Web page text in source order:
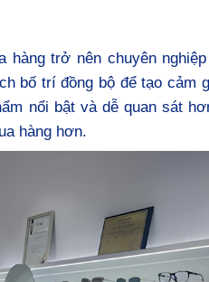
hàng trở nên chuyên
bố trí đồng bộ để tạo cảm
nổi bật và dễ quan sát
hàng hơn.